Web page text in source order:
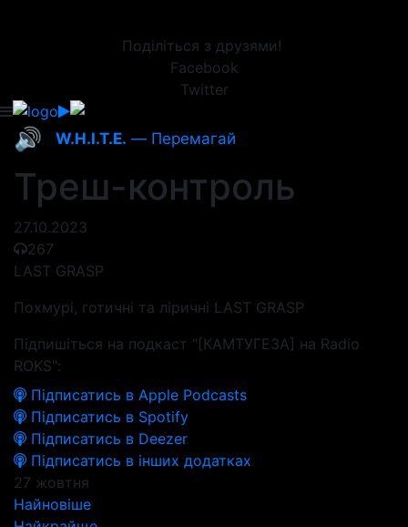
Поділіться з друзями!
Facebook
Twitter
🔊 W.H.I.T.E. — Перемагай
Треш-контроль
27.10.2023
267
LAST GRASP
Похмурі, готичні та ліричні LAST GRASP
Підпишіться на подкаст "[КАМТУГЕЗА] на Radio
ROKS":
Підписатись в Apple Podcasts
Підписатись в Spotify
Підписатись в Deezer
Підписатись в інших додатках
27 жовтня
Найновіше